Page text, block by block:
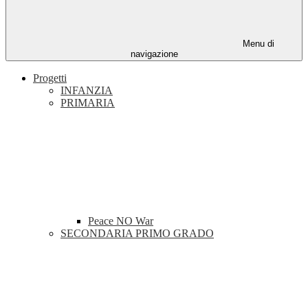
Menu di
navigazione
Progetti
INFANZIA
PRIMARIA
Peace NO War
SECONDARIA PRIMO GRADO